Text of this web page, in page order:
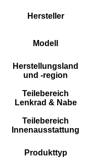
Hersteller
Modell
Herstellungsland
und -region
Teilebereich
Lenkrad & Nabe
Teilebereich
Innenausstattung
Produkttyp